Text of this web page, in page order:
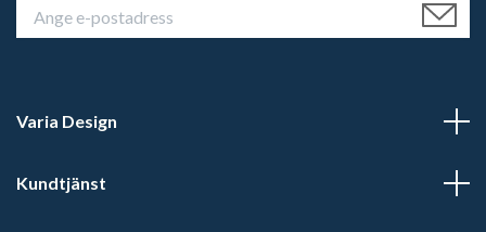
Varia Design
Kundtjänst